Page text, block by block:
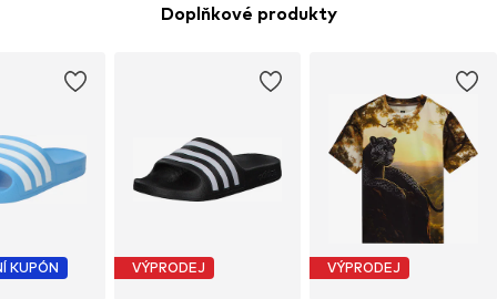
Doplňkové produkty
KUPÓN VÝPRODEJ VÝPRODEJ